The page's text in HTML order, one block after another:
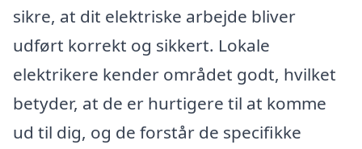
sikre, at dit elektriske arbejde bliver
udført korrekt og sikkert. Lokale
elektrikere kender området godt, hvilket
betyder, at de er hurtigere til at komme
ud til dig, og de forstår de specifikke